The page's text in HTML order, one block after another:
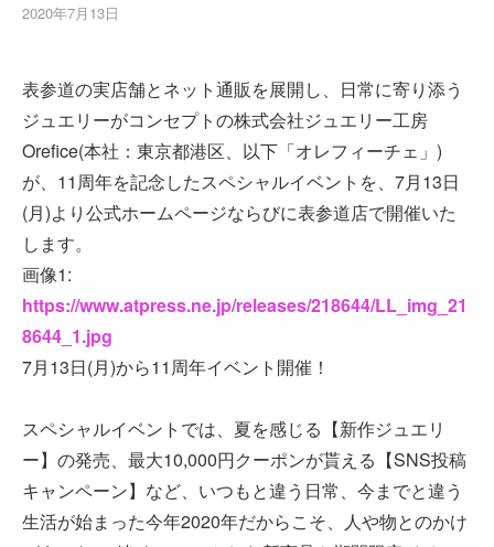
2020年7月13日
表参道の実店舗とネット通販を展開し、日常に寄り添う
ジュエリーがコンセプトの株式会社ジュエリー工房
Orefice(本社：東京都港区、以下「オレフィーチェ」)
が、11周年を記念したスペシャルイベントを、7月13日
(月)より公式ホームページならびに表参道店で開催いた
します。
画像1:
https://www.atpress.ne.jp/releases/218644/LL_img_21
8644_1.jpg
7月13日(月)から11周年イベント開催！
スペシャルイベントでは、夏を感じる【新作ジュエリ
ー】の発売、最大10,000円クーポンが貰える【SNS投稿
キャンペーン】など、いつもと違う日常、今までと違う
生活が始まった今年2020年だからこそ、人や物とのかけ